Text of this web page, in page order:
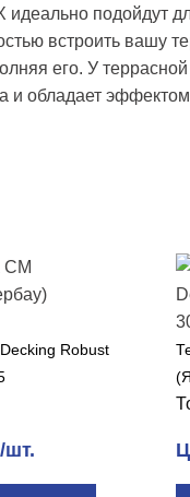
идеально подойдут
встроить вашу
его. У
и обладает
Robust
шт.